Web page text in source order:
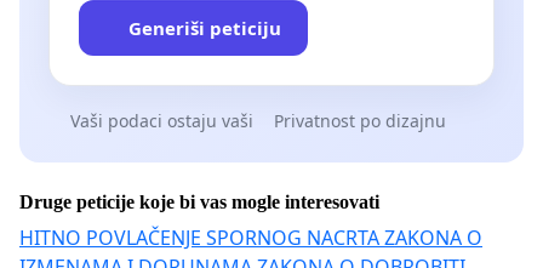
Generiši peticiju
Vaši podaci ostaju vaši Privatnost po dizajnu
Druge peticije koje bi vas mogle interesovati
HITNO POVLAČENJE SPORNOG NACRTA ZAKONA O